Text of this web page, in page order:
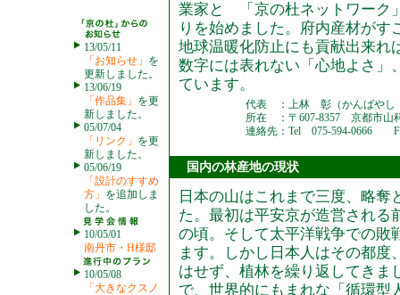
13/05/11
「お知らせ」 を
更新しました。
13/06/19
「作品集」 を更
新しました。
05/07/04
「リンク」 を更
新しました。
05/06/19
「設計のすすめ
方」 を追加しま
した。
10/05/01
南丹市・H様邸
10/05/08
「大きなクスノ
業家と 「京の杜ネットワーク
りを始めました。府内産材が
地球温暖化防止にも貢献出来れ
数字には表れない「心地よさ」
ています。
代表 ： 上林 彰（かんばやし
所在
： 〒607-8357 京都市山
連絡先： Tel 075-594-0666
国内の林産地の現状
日本の山はこれまで三度、略
た。最初は平安京が造営される
の頃。そして太平洋戦争での敗
ます。しかし日本人はその都
はせず、植林を繰り返してきま
で、世界的にもまれな「循環型